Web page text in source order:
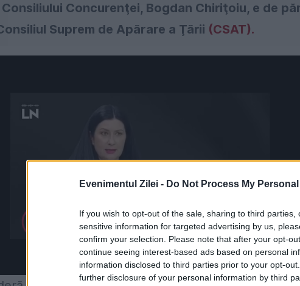
Evenimentul Zilei - Do Not Process My
If you wish to opt-out of the sale, sharing to third
sensitive information for targeted advertising by us,
confirm your selection. Please note that after your opt-
continue seeing interest-based ads based on personal
information disclosed to third parties prior to your opt-
further disclosure of your personal information by third
Concurenţei, Bogdan Chiriţoiu, e de
Suprem de Apărare a Ţării (CSAT).